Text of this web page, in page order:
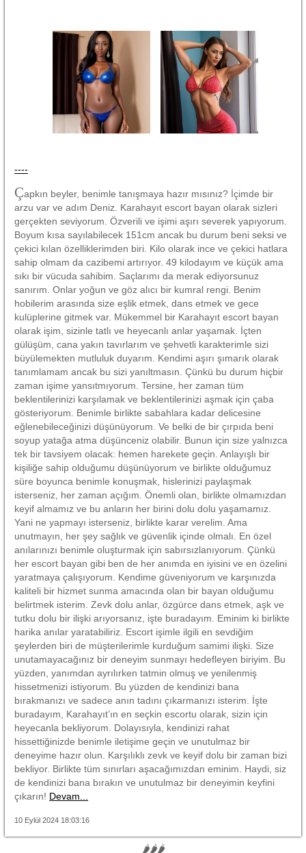
----
Çapkın beyler, benimle tanışmaya hazır mısınız? İçimde bir
arzu var ve adım Deniz. Karahayıt escort bayan olarak sizleri
gerçekten seviyorum. Özverili ve işimi aşırı severek yapıyorum.
Boyum kısa sayılabilecek 151cm ancak bu durum beni seksi ve
çekici kılan özelliklerimden biri. Kilo olarak ince ve çekici hatlara
sahip olmam da cazibemi artırıyor. 49 kilodayım ve küçük ama
sıkı bir vücuda sahibim. Saçlarımı da merak ediyorsunuz
sanırım. Onlar yoğun ve göz alıcı bir kumral rengi. Benim
hobilerim arasında size eşlik etmek, dans etmek ve gece
kulüplerine gitmek var. Mükemmel bir Karahayıt escort bayan
olarak işim, sizinle tatlı ve heyecanlı anlar yaşamak. İçten
gülüşüm, cana yakın tavırlarım ve şehvetli karakterimle sizi
büyülemekten mutluluk duyarım. Kendimi aşırı şımarık olarak
tanımlamam ancak bu sizi yanıltmasın. Çünkü bu durum hiçbir
zaman işime yansıtmıyorum. Tersine, her zaman tüm
beklentilerinizi karşılamak ve beklentilerinizi aşmak için çaba
gösteriyorum. Benimle birlikte sabahlara kadar delicesine
eğlenebileceğinizi düşünüyorum. Ve belki de bir çırpıda beni
soyup yatağa atma düşünceniz olabilir. Bunun için size yalnızca
tek bir tavsiyem olacak: hemen harekete geçin. Anlayışlı bir
kişiliğe sahip olduğumu düşünüyorum ve birlikte olduğumuz
süre boyunca benimle konuşmak, hislerinizi paylaşmak
isterseniz, her zaman açığım. Önemli olan, birlikte olmamızdan
keyif almamız ve bu anların her birini dolu dolu yaşamamız.
Yani ne yapmayı isterseniz, birlikte karar verelim. Ama
unutmayın, her şey sağlık ve güvenlik içinde olmalı. En özel
anılarınızı benimle oluşturmak için sabırsızlanıyorum. Çünkü
her escort bayan gibi ben de her anımda en iyisini ve en özelini
yaratmaya çalışıyorum. Kendime güveniyorum ve karşınızda
kaliteli bir hizmet sunma amacında olan bir bayan olduğumu
belirtmek isterim. Zevk dolu anlar, özgürce dans etmek, aşk ve
tutku dolu bir ilişki arıyorsanız, işte buradayım. Eminim ki birlikte
harika anılar yaratabiliriz. Escort işimle ilgili en sevdiğim
şeylerden biri de müşterilerimle kurduğum samimi ilişki. Size
unutamayacağınız bir deneyim sunmayı hedefleyen biriyim. Bu
yüzden, yanımdan ayrılırken tatmin olmuş ve yenilenmiş
hissetmenizi istiyorum. Bu yüzden de kendinizi bana
bırakmanızı ve sadece anın tadını çıkarmanızı isterim. İşte
buradayım, Karahayıt’ın en seçkin escortu olarak, sizin için
heyecanla bekliyorum. Dolayısıyla, kendinizi rahat
hissettiğinizde benimle iletişime geçin ve unutulmaz bir
deneyime hazır olun. Karşılıklı zevk ve keyif dolu bir zaman bizi
bekliyor. Birlikte tüm sınırları aşacağımızdan eminim. Haydi, siz
de kendinizi bana bırakın ve unutulmaz bir deneyimin keyfini
çıkarın! Devam...
10 Eylül 2024 18:03:16
🌶🌶🌶